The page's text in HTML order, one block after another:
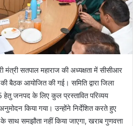
मंत्री सतपाल महाराज की अध्यक्षता में सीसीआर
बैठक आयोजित की गई। समिति द्वारा जिला
हेतु जनपद के लिए कुल प्रस्तावित परिव्यय
किया गया। उन्होंने निर्देशित करते हुए
के साथ समझौता नहीं किया जाएगा, खराब गुणवत्ता